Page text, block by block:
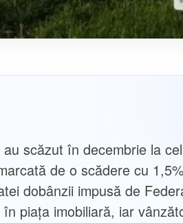
scăzut în decembrie la
de o scădere cu
dobânzii impusă de
piața imobiliară, iar